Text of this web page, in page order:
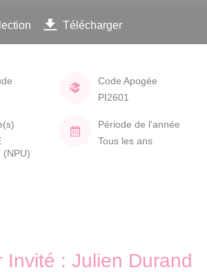
Télécharger
Code Apogée
PI2601
(NPU)
Période de l'année
Tous les ans
Invité : Julien Durand